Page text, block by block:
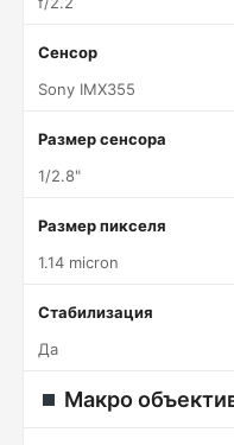
Сенсор
Sony IMX355
Размер сенсора
1/2.8"
Размер пикселя
1.14 micron
Стабилизация
Да
Макро